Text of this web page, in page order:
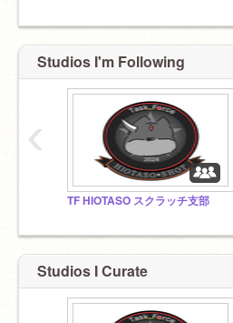
Studios I'm Following
TF HIOTASO スクラッチ支部
‹
Studios I Curate